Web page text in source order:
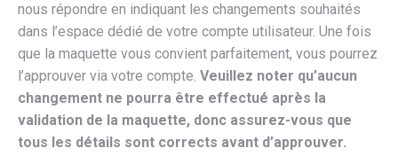
nous répondre en indiquant les changements souhaités
dans l’espace dédié de votre compte utilisateur. Une fois
que la maquette vous convient parfaitement, vous pourrez
l’approuver via votre compte. Veuillez noter qu’aucun
changement ne pourra être effectué après la
validation de la maquette, donc assurez-vous que
tous les détails sont corrects avant d’approuver.